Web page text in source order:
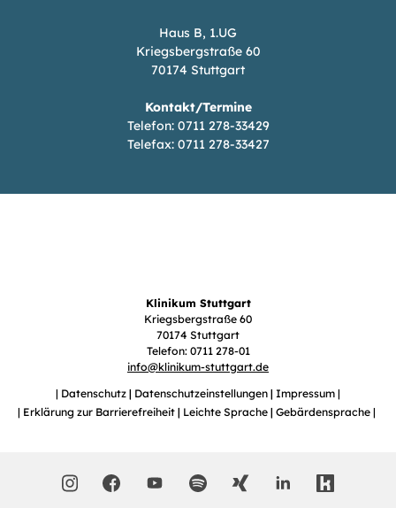
Haus B, 1.UG
Kriegsbergstraße 60
70174 Stuttgart
Kontakt/Termine
Telefon: 0711 278-33429
Telefax: 0711 278-33427
Klinikum Stuttgart
Kriegsbergstraße 60
70174 Stuttgart
Telefon: 0711 278-01
info@klinikum-stuttgart.de
Datenschutz
Datenschutzeinstellungen Impressum
Erklärung zur Barrierefreiheit
Leichte Sprache Gebärdensprache